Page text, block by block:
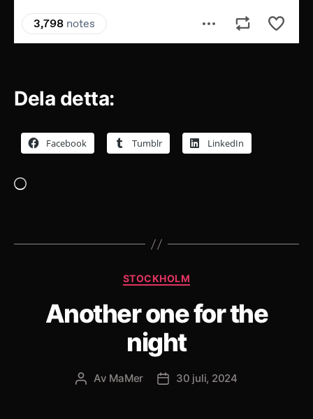
Dela detta:
Facebook Tumblr LinkedIn
Kategorier
STOCKHOLM
Another one for the
night
Inläggsförfattare
Av MaMer Inläggsdatum
30 juli, 2024